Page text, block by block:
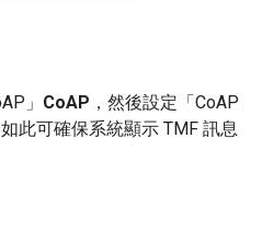
」 CoAP ，然後設定「CoAP
此可確保系統顯示 TMF 訊息